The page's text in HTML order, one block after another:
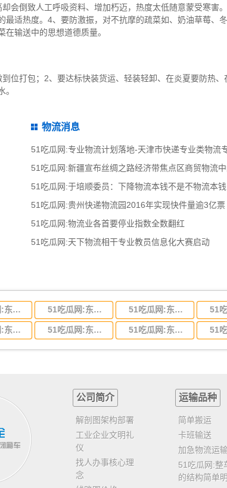
会倒致人工呼吸资料、增加朽迈，热度太低随意蒙受寒害
适热度。4、要防激振，对不抗摩的疏菜如、奶油草莓、冬
输送中的思想道德质量。
位打包；2、要达标快装货运、轻装轻卸、在炎夏要防热、
物流消息
51吃瓜网:专业物流计划落地-天津市快递专业类物流
51吃瓜网:新疆宣布丝绸之路经济带焦点区商贸物流
51吃瓜网:于培顺委员：下降物流本钱不是不物流本钱
51吃瓜网:贵州快递物流园2016年实现快件量逾3亿票
51吃瓜网:物流业各首要停业指数全数翻红
51吃瓜网:天下物流相干专业教员信息化大赛启动
51吃瓜网:东莞到吉林省物流运输,东莞到吉林省物流公司 51吃瓜网:东莞到甘肃省物流运输,东莞到甘肃省物流公司 51吃瓜网:东莞到陕西省物流运输,东莞到陕西省物流公司
51吃瓜网:东莞到江苏物流专线运输,东莞到江苏省物流公司 51吃瓜网:东莞到浙江省物流运输,东莞到浙江省物流公司 51吃瓜网:东莞到福建省物流运输,东莞到福建省物流公司
公司简介
解剖图架构部署
工业企业文明礼
仪
找人办事核心理
念
运输品种
简单搬运
卡班输送
加急物流运
51吃瓜网:整
的结构简单